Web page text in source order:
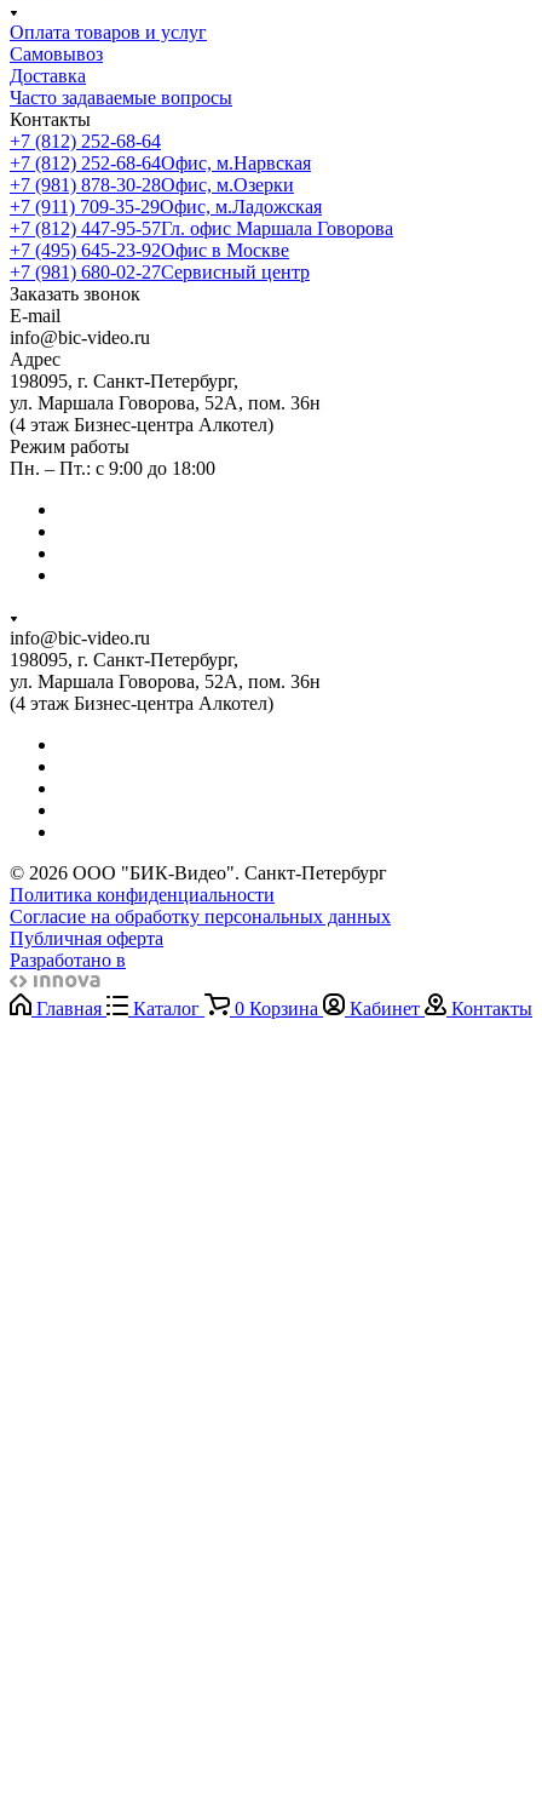
Оплата товаров и услуг
Самовывоз
Доставка
Часто задаваемые вопросы
Контакты
+7 (812) 252-68-64
+7 (812) 252-68-64Офис, м.Нарвская
+7 (981) 878-30-28Офис, м.Озерки
+7 (911) 709-35-29Офис, м.Ладожская
+7 (812) 447-95-57Гл. офис Маршала Говорова
+7 (495) 645-23-92Офис в Москве
+7 (981) 680-02-27Сервисный центр
Заказать звонок
E-mail
info@bic-video.ru
Адрес
198095, г. Санкт-Петербург,
ул. Маршала Говорова, 52А, пом. 36н
(4 этаж Бизнес-центра Алкотел)
Режим работы
Пн. – Пт.: с 9:00 до 18:00
info@bic-video.ru
198095, г. Санкт-Петербург,
ул. Маршала Говорова, 52А, пом. 36н
(4 этаж Бизнес-центра Алкотел)
© 2026 ООО "БИК-Видео". Санкт-Петербург
Политика конфиденциальности
Согласие на обработку персональных данных
Публичная оферта
Разработано в
Главная Каталог 0 Корзина Кабинет Контакты